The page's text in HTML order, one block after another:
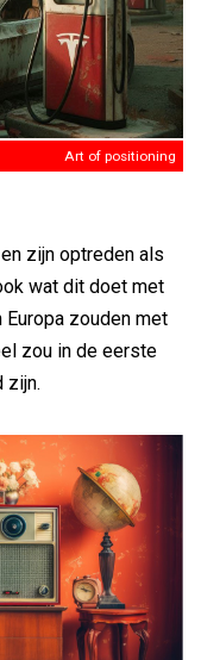
Art of positioning
zijn optreden als
wat dit doet met
zouden met
zou in de eerste
zijn.